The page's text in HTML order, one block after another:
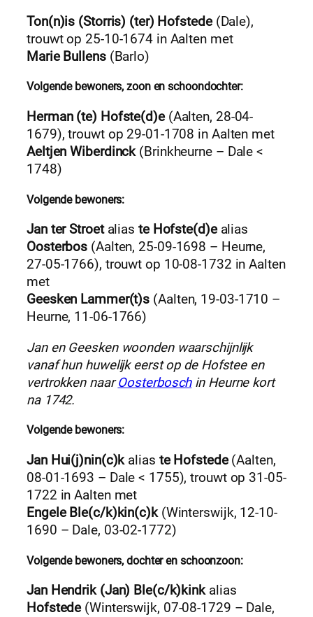
Ton(n)is (Storris) (ter) Hofstede(Dale),
trouwt op 25-10-1674 in Aalten met
Marie Bullens(Barlo)
Volgende bewoners, zoon en schoondochter:
Herman (te) Hofste(d)e(Aalten, 28-04-
1679), trouwt op 29-01-1708 in Aalten met
Aeltjen Wiberdinck(Brinkheurne – Dale <
1748)
Volgende bewoners:
Jan ter Stroetalias te Hofste(d)ealias
Oosterbos (Aalten, 25-09-1698 – Heurne,
27-05-1766), trouwt op 10-08-1732 in Aalten
met
Geesken Lammer(t)s (Aalten, 19-03-1710 –
Heurne, 11-06-1766)
Jan en Geesken woonden waarschijnlijk
vanaf hun huwelijk eerst op de Hofstee en
vertrokken naarOosterboschin Heurne kort
na 1742.
Volgende bewoners:
Jan Hui(j)nin(c)kalias te Hofstede(Aalten,
08-01-1693 – Dale < 1755), trouwt op 31-05-
1722 in Aalten met
Engele Ble(c/k)kin(c)k(Winterswijk, 12-10-
1690 – Dale, 03-02-1772)
Volgende bewoners, dochter en schoonzoon:
Jan Hendrik (Jan) Ble(c/k)kinkalias
Hofstede(Winterswijk, 07-08-1729 – Dale,